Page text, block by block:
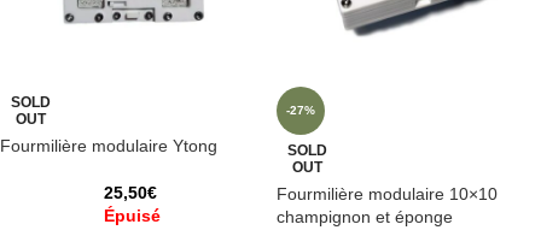
SOLD
OUT
Fourmilière modulaire Ytong
25,50€
Épuisé
-27%
SOLD
OUT
Fourmilière modulaire 10×10
champignon et éponge